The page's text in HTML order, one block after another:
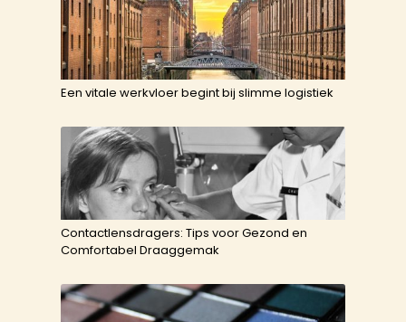
Een vitale werkvloer begint bij slimme logistiek
Contactlensdragers: Tips voor Gezond en
Comfortabel Draaggemak